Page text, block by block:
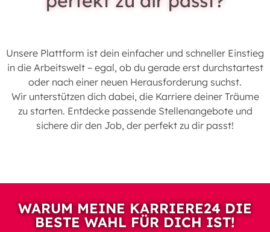
Unsere Plattform ist dein einfacher und schneller Einstieg
in die Arbeitswelt – egal, ob du gerade erst durchstartest
oder nach einer neuen Herausforderung suchst.
Wir unterstützen dich dabei, die Karriere deiner Träume
zu starten. Entdecke passende Stellenangebote und
sichere dir den Job, der perfekt zu dir passt!
WARUM MEINE KARRIERE24 DIE
BESTE WAHL FÜR DICH IST!